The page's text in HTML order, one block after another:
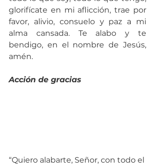
glorifícate en mi aflicción, trae por
favor, alivio, consuelo y paz a mi
alma cansada. Te alabo y te
bendigo, en el nombre de Jesús,
amén.
Acción de gracias
“Quiero alabarte, Señor, con todo el